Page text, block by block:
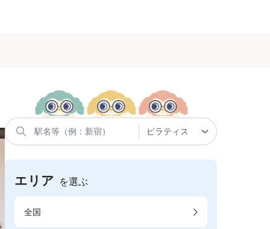
エリア を選ぶ
全国